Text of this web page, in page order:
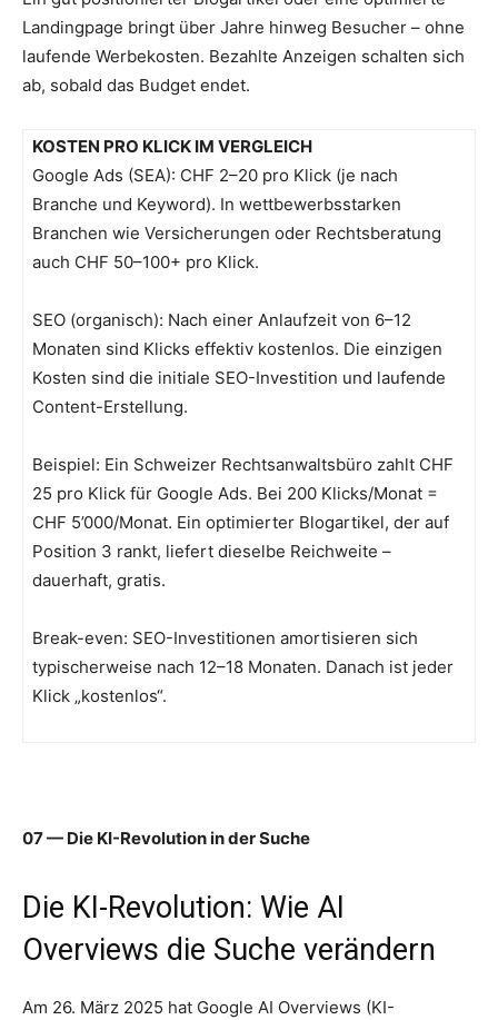
Landingpage bringt über Jahre hinweg Besucher – ohne
laufende Werbekosten. Bezahlte Anzeigen schalten sich
ab, sobald das Budget endet.
KOSTEN PRO KLICK IM VERGLEICH
Google Ads (SEA): CHF 2–20 pro Klick (je nach
Branche und Keyword). In wettbewerbsstarken
Branchen wie Versicherungen oder Rechtsberatung
auch CHF 50–100+ pro Klick.
SEO (organisch): Nach einer Anlaufzeit von 6–12
Monaten sind Klicks effektiv kostenlos. Die einzigen
Kosten sind die initiale SEO-Investition und laufende
Content-Erstellung.
Beispiel: Ein Schweizer Rechtsanwaltsbüro zahlt CHF
25 pro Klick für Google Ads. Bei 200 Klicks/Monat =
CHF 5’000/Monat. Ein optimierter Blogartikel, der auf
Position 3 rankt, liefert dieselbe Reichweite –
dauerhaft, gratis.
Break-even: SEO-Investitionen amortisieren sich
typischerweise nach 12–18 Monaten. Danach ist jeder
Klick „kostenlos“.
07 — Die KI-Revolution in der Suche
Die KI-Revolution: Wie AI
Overviews die Suche verändern
Am 26. März 2025 hat Google AI Overviews (KI-